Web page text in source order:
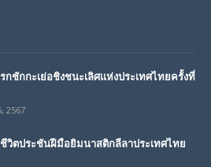
กชักกะเย่อชิงชนะเลิศแห่งประเทศไทยครั้งที่
2567
วิตประชันฝีมือยิมนาสติกลีลาประเทศไทย